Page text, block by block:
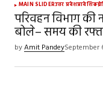
MAIN SLIDERउत्तर प्रदेशप्रादेशिक
परिवहन विभाग
बोले– समय की
byAmit PandeySeptember